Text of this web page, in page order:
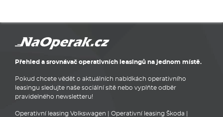
Přehled a srovnávač operativních leasingů na jednom místě.
Pokud chcete vědět o aktuálních nabídkách operativního
leasingu sledujte naše sociální sítě nebo vyplňte odběr
pravidelného newsletteru!
Operativní leasing Volkswagen Operativní leasing Škoda